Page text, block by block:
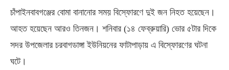
চাঁপাইনবাবগঞ্জের বোমা বানানোর সময় বিস্ফোরণে দুই জন নিহত হয়েছেন।
আহত হয়েছেন আরও তিনজন। শনিবার (১৪ ফেব্রুয়ারি) ভোর ৫টার দিকে
সদর উপজেলার চরবাগডাঙ্গা ইউনিয়নের ফাটাপাড়ায় এ বিস্ফোরণের ঘটনা
ঘটে।